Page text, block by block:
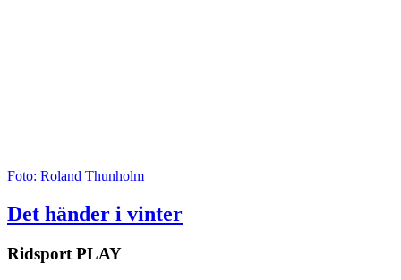
Foto: Roland Thunholm
Det händer i vinter
Ridsport PLAY